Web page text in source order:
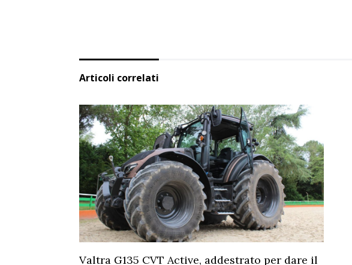
Articoli correlati
Valtra G135 CVT Active, addestrato per dare il